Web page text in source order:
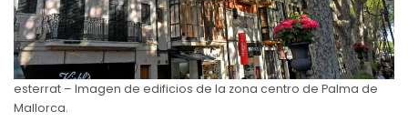
esterrat – Imagen de edificios de la zona centro de Palma de
Mallorca.